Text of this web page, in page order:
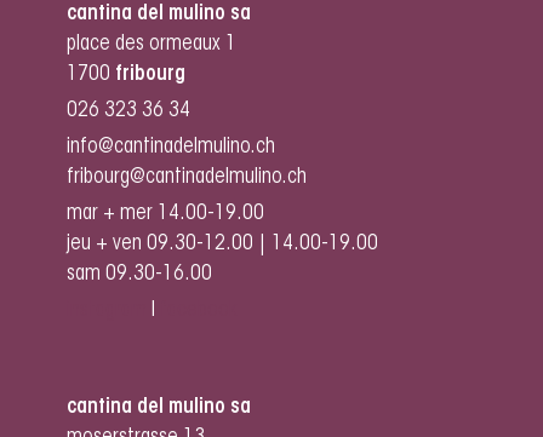
cantina del mulino sa
place des ormeaux 1
1700 fribourg
026 323 36 34
info@cantinadelmulino.ch
fribourg@cantinadelmulino.ch
mar + mer 14.00-19.00
jeu + ven 09.30-12.00 | 14.00-19.00
sam 09.30-16.00
cantina del mulino sa